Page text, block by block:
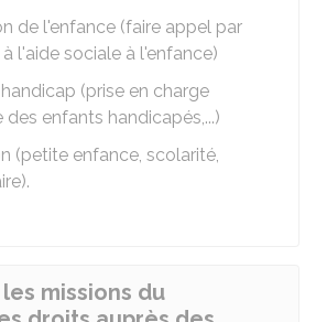
de l'enfance (faire appel par
l'aide sociale à l'enfance)
(prise en charge
des enfants handicapés,...)
(petite enfance, scolarité,
missions du